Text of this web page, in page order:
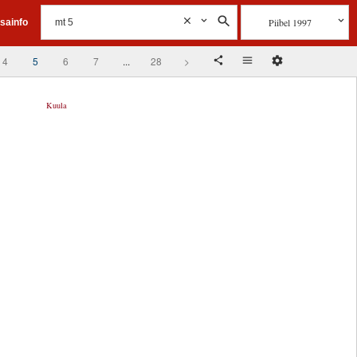
Piibel 1997
4 5 6 7 ... 28 >
Kuula